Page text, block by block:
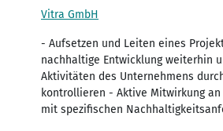
Vitra GmbH
- Aufsetzen und Leiten eines
nachhaltige Entwicklung weiterhin
Aktivitäten des Unternehmens
kontrollieren - Aktive Mitwirkung
mit spezifischen